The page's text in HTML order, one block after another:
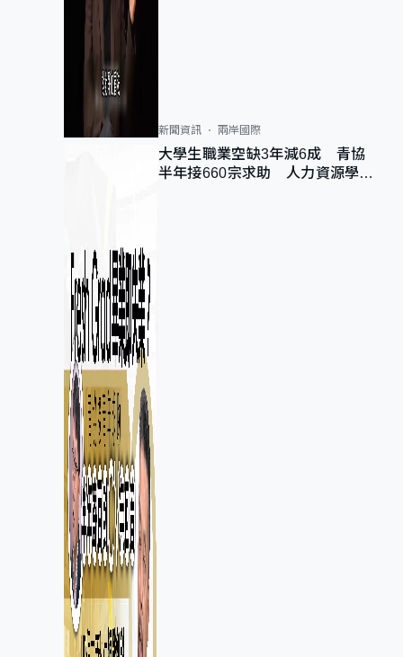
新聞資訊 兩岸國際
大學生職業空缺3年減6成 青協
半年接660宗求助 人力資源學